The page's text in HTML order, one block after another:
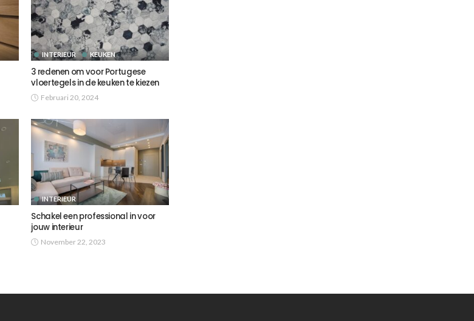
INTERIEUR KEUKEN
3 redenen om voor Portugese
vloertegels in de keuken te kiezen
Februari 20, 2024
INTERIEUR
Schakel een professional in voor
jouw interieur
November 22, 2023